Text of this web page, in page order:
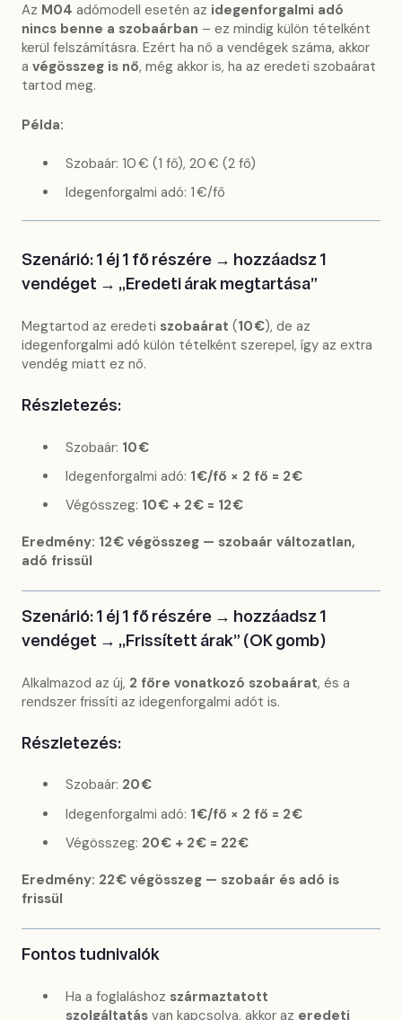
Az M04 adómodell esetén az idegenforgalmi adó
nincs benne a szobaárban – ez mindig külön tételként
kerül felszámításra. Ezért ha nő a vendégek száma, akkor
a végösszeg is nő, még akkor is, ha az eredeti szobaárat
tartod meg.
Példa:
Szobaár: 10 € (1 fő), 20 € (2 fő)
Idegenforgalmi adó: 1 €/fő
Szenárió: 1 éj 1 fő részére → hozzáadsz 1
vendéget → „Eredeti árak megtartása”
Megtartod az eredeti szobaárat (10 €), de az
idegenforgalmi adó külön tételként szerepel, így az extra
vendég miatt ez nő.
Részletezés:
Szobaár: 10 €
Idegenforgalmi adó: 1 €/fő × 2 fő = 2 €
Végösszeg: 10 € + 2 € = 12 €
Eredmény: 12 € végösszeg — szobaár változatlan,
adó frissül
Szenárió: 1 éj 1 fő részére → hozzáadsz 1
vendéget → „Frissített árak” (OK gomb)
Alkalmazod az új, 2 főre vonatkozó szobaárat, és a
rendszer frissíti az idegenforgalmi adót is.
Részletezés:
Szobaár: 20 €
Idegenforgalmi adó: 1 €/fő × 2 fő = 2 €
Végösszeg: 20 € + 2 € = 22 €
Eredmény: 22 € végösszeg — szobaár és adó is
frissül
Fontos tudnivalók
Ha a foglaláshoz származtatott
szolgáltatás van kapcsolva, akkor az eredeti